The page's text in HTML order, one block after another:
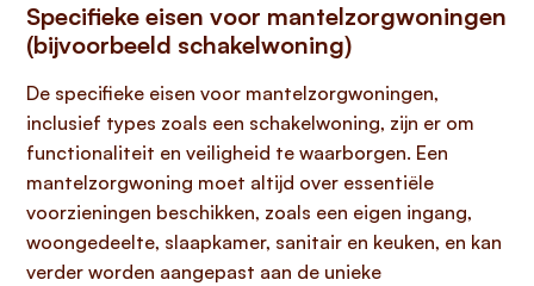
Specifieke eisen voor mantelzorgwoningen
(bijvoorbeeld schakelwoning)
De specifieke eisen voor mantelzorgwoningen,
inclusief types zoals een schakelwoning, zijn er om
functionaliteit en veiligheid te waarborgen. Een
mantelzorgwoning moet altijd over essentiële
voorzieningen beschikken, zoals een eigen ingang,
woongedeelte, slaapkamer, sanitair en keuken, en kan
verder worden aangepast aan de unieke